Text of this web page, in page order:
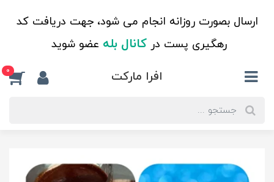
ارسال بصورت روزانه انجام می شود، جهت دریافت کد
رهگیری پست درکانال بله عضو شوید
افرا مارکت 0